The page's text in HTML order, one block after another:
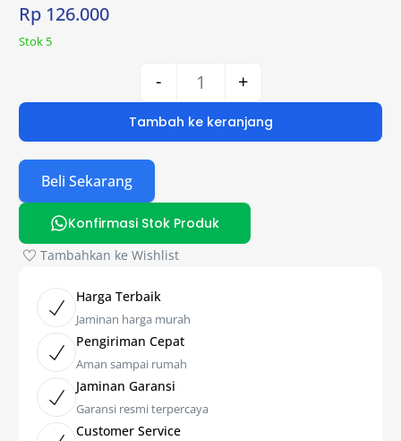
Rp 126.000
Stok 5
- +
Tambah ke keranjang
Beli Sekarang
Konfirmasi Stok Produk
Tambahkan ke Wishlist
Harga Terbaik
Jaminan harga murah
Pengiriman Cepat
Aman sampai rumah
Jaminan Garansi
Garansi resmi terpercaya
Customer Service